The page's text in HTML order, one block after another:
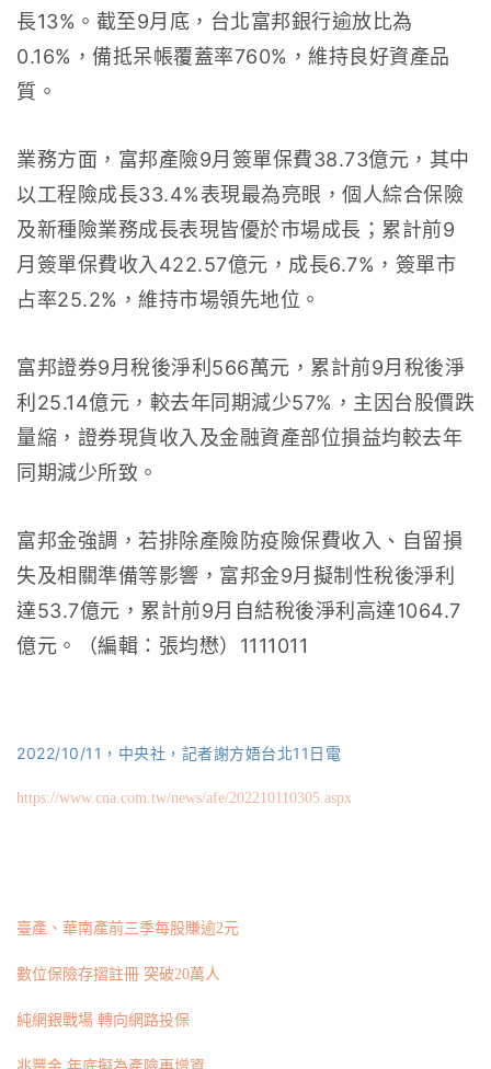
長13%。截至9月底，台北富邦銀行逾放比為
0.16%，備抵呆帳覆蓋率760%，維持良好資產品
質。
業務方面，富邦產險9月簽單保費38.73億元，其中
以工程險成長33.4%表現最為亮眼，個人綜合保險
及新種險業務成長表現皆優於市場成長；累計前9
月簽單保費收入422.57億元，成長6.7%，簽單市
占率25.2%，維持市場領先地位。
富邦證券9月稅後淨利566萬元，累計前9月稅後淨
利25.14億元，較去年同期減少57%，主因台股價跌
量縮，證券現貨收入及金融資產部位損益均較去年
同期減少所致。
富邦金強調，若排除產險防疫險保費收入、自留損
失及相關準備等影響，富邦金9月擬制性稅後淨利
達53.7億元，累計前9月自結稅後淨利高達1064.7
億元。（編輯：張均懋）1111011
2022/10/11，中央社，記者謝方娪台北11日電
https://www.cna.com.tw/news/afe/202210110305.aspx
臺產、華南產前三季每股賺逾2元
數位保險存摺註冊 突破20萬人
純網銀戰場 轉向網路投保